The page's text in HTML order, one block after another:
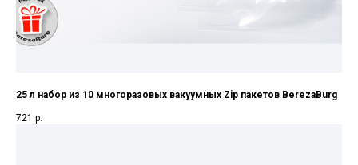
25 л набор из 10 многоразовых вакуумных Zip пакетов BerezaBurg
721 р.